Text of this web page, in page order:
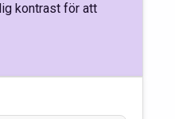
kontrast för att